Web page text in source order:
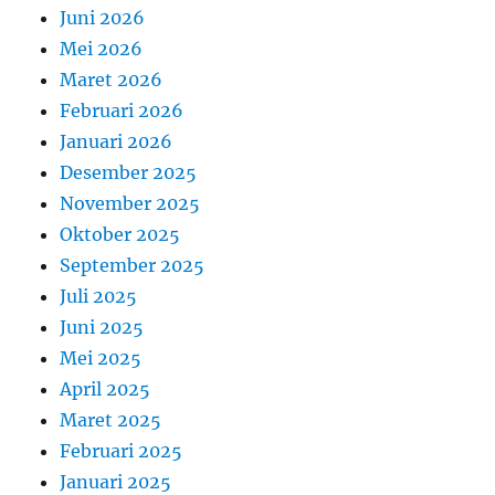
Juni 2026
Mei 2026
Maret 2026
Februari 2026
Januari 2026
Desember 2025
November 2025
Oktober 2025
September 2025
Juli 2025
Juni 2025
Mei 2025
April 2025
Maret 2025
Februari 2025
Januari 2025